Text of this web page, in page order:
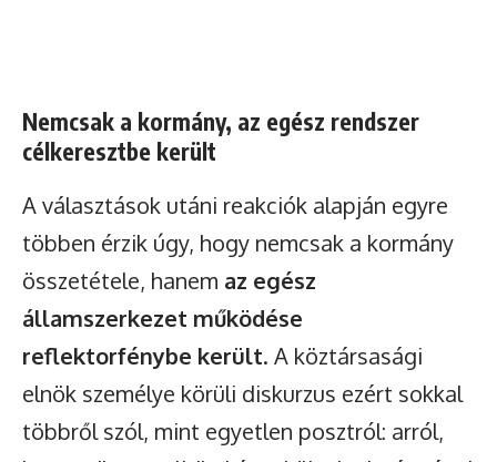
Nemcsak a kormány, az egész rendszer
célkeresztbe került
A választások utáni reakciók alapján egyre
többen érzik úgy, hogy nemcsak a kormány
összetétele, hanem az egész
államszerkezet működése
reflektorfénybe került. A köztársasági
elnök személye körüli diskurzus ezért sokkal
többről szól, mint egyetlen posztról: arról,